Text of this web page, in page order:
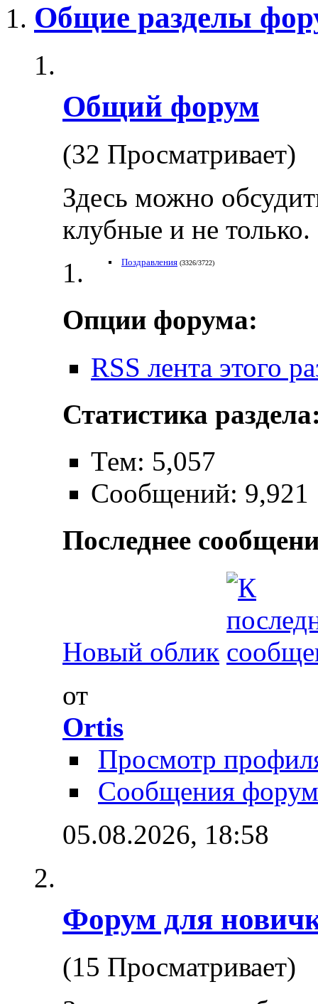
Общие разделы
Общий форум
(32 Просматривает)
Здесь можно
клубные и не только.
Поздравления (3326/3722)
Опции форума:
RSS лента этого
Статистика
Тем: 5,057
Сообщений: 9,921
Последнее
Новый облик
от
Ortis
Просмотр
Сообщения
05.08.2026, 18:58
Форум для
(15 Просматривает)